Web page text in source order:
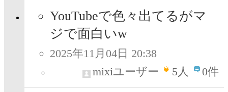
YouTubeで色々出てるがマ
ジで面白いw
2025年11月04日 20:38
mixiユーザー
5人 0件